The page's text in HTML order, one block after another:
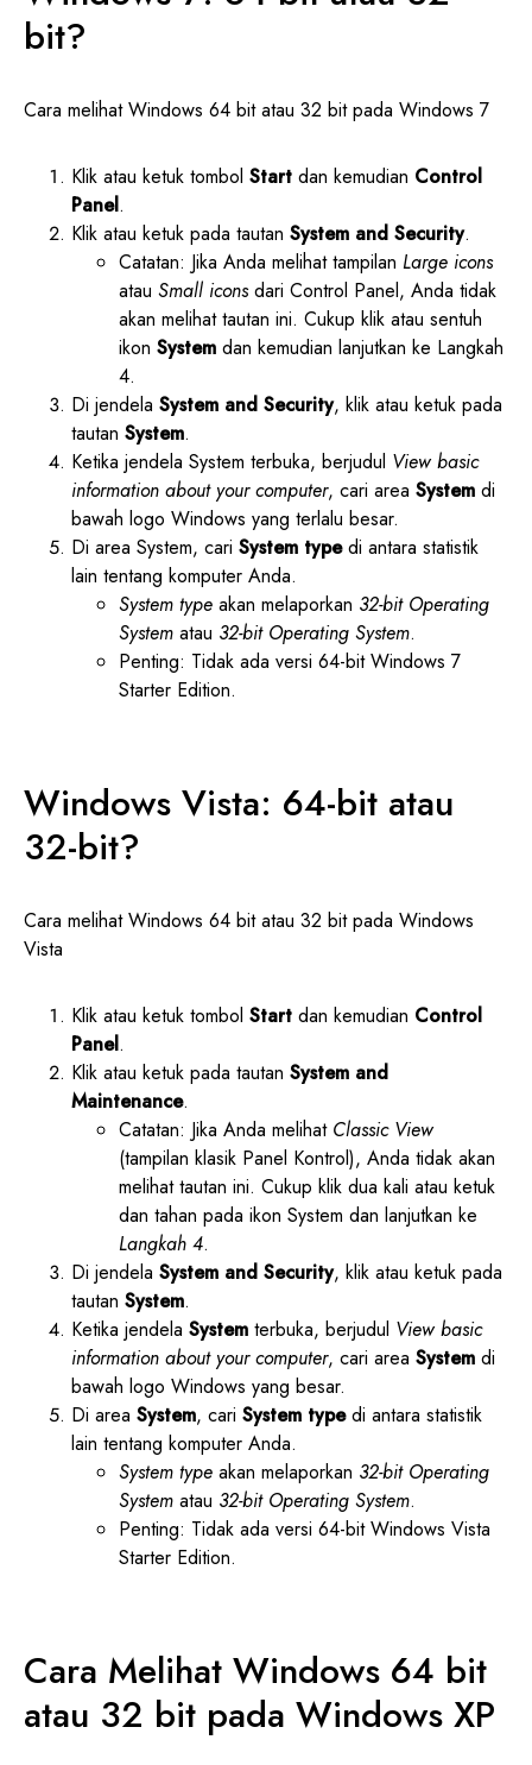
bit?
Cara melihat Windows 64 bit atau 32 bit pada Windows 7
Klik atau ketuk tombol Start dan kemudian Control
Panel.
Klik atau ketuk pada tautan System and Security.
Catatan: Jika Anda melihat tampilan Large icons
atau Small iconsdari Control Panel, Anda tidak
akan melihat tautan ini. Cukup klik atau sentuh
ikon System dan kemudian lanjutkan ke Langkah
4.
Di jendela System and Security, klik atau ketuk pada
tautan System.
Ketika jendela System terbuka, berjudul View basic
information about your computer, cari area System di
bawah logo Windows yang terlalu besar.
Di area System, cari System typedi antara statistik
lain tentang komputer Anda.
System type akan melaporkan 32-bit Operating
System atau 32-bit Operating System.
Penting: Tidak ada versi 64-bit Windows 7
Starter Edition.
Windows Vista: 64-bit atau
32-bit?
Cara melihat Windows 64 bit atau 32 bit pada Windows
Vista
Klik atau ketuk tombol Start dan kemudian Control
Panel.
Klik atau ketuk pada tautan System and
Maintenance.
Catatan: Jika Anda melihat Classic View
(tampilan klasik Panel Kontrol), Anda tidak akan
melihat tautan ini. Cukup klik dua kali atau ketuk
dan tahan pada ikon System dan lanjutkan ke
Langkah 4.
Di jendela System and Security, klik atau ketuk pada
tautan System.
Ketika jendela System terbuka, berjudul View basic
information about your computer, cari area System di
bawah logo Windows yang besar.
Di area System, cari System typedi antara statistik
lain tentang komputer Anda.
System type akan melaporkan 32-bit Operating
System atau 32-bit Operating System.
Penting: Tidak ada versi 64-bit Windows Vista
Starter Edition.
Cara Melihat Windows 64 bit
atau 32 bit pada Windows XP